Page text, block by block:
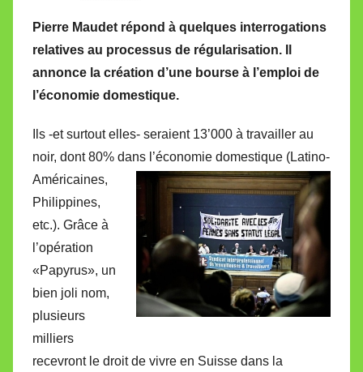
r
M
i
r
l
V
l
Pierre Maudet répond à quelques interrogations
relatives au processus de régularisation. Il
annonce la création d’une bourse à l’emploi de
l’économie domestique.
Ils -et surtout elles- seraient 13’000 à travailler au
noir, dont 80% dans l’économie domestique (Latino-
Américaines,
Philippines,
etc.). Grâce à
l’opération
«Papyrus», un
bien joli nom,
plusieurs
milliers
recevront le droit de vivre en Suisse dans la